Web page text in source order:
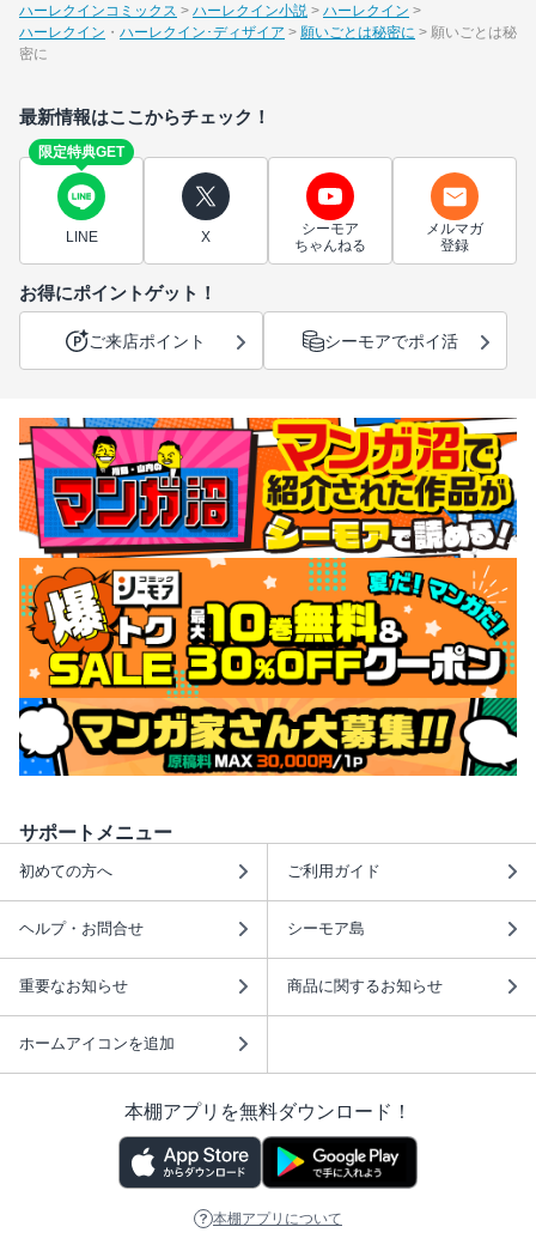
ハーレクインコミックス
ハーレクイン小説
ハーレクイン
ハーレクイン
ハーレクイン･ディザイア 願いごとは秘密に
願いごとは秘
密に
最新情報はここからチェック！
限定特典GET
LINE X
シーモア
ちゃんねる
メルマガ
登録
お得にポイントゲット！
ご来店ポイント シーモアでポイ活
サポートメニュー
初めての方へ ご利用ガイド
ヘルプ・お問合せ シーモア島
重要なお知らせ 商品に関するお知らせ
ホームアイコンを追加
本棚アプリを無料ダウンロード！
本棚アプリについて